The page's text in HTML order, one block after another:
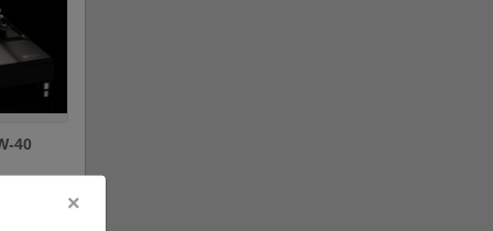
40